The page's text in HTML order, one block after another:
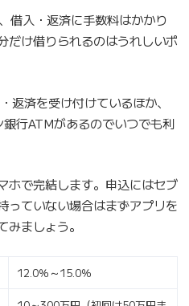
借入・返済に手数料はかかり
だけ借りられるのはうれしいポ
済を受け付けているほか、
行ATMがあるのでいつでも利
ホで完結します。申込にはセブ
っていない場合はまずアプリを
ましょう。
12.0％～15.0％